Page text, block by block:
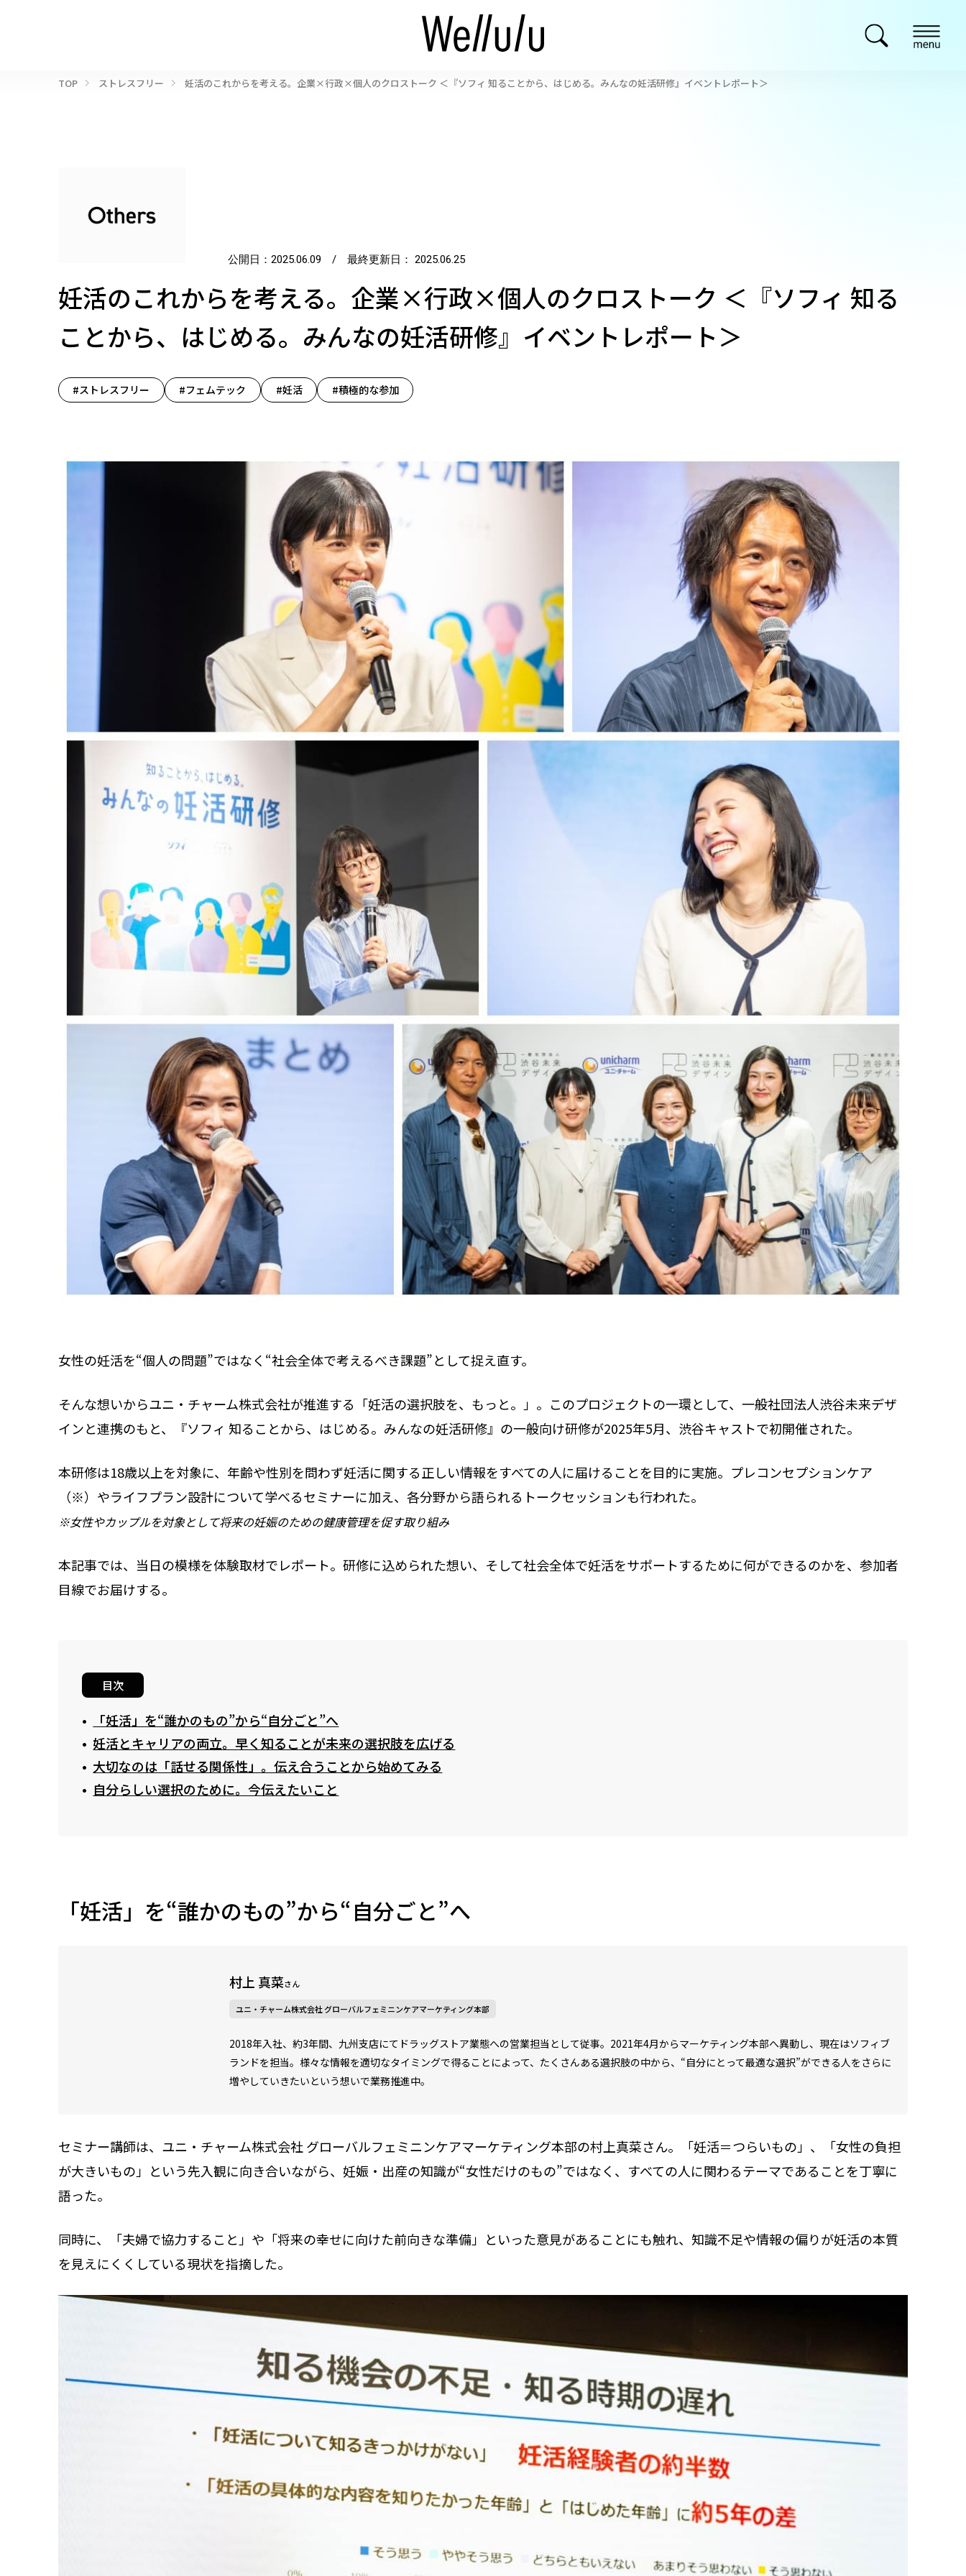
TOP ストレスフリー 妊活のこれからを考える。企業×行政×個人のクロストーク ＜『ソフィ 知ることから、はじめる。みんなの妊活研修』イベントレポート＞
公開日：2025.06.09 / 最終更新日： 2025.06.25
妊活のこれからを考える。企業×行政×個人のクロストーク ＜『ソフィ 知る
ことから、はじめる。みんなの妊活研修』イベントレポート＞
#ストレスフリー #フェムテック #妊活 #積極的な参加
女性の妊活を“個人の問題”ではなく“社会全体で考えるべき課題”として捉え直す。
そんな想いからユニ・チャーム株式会社が推進する「妊活の選択肢を、もっと。」。このプロジェクトの一環として、一般社団法人渋谷未来デザ
インと連携のもと、『ソフィ 知ることから、はじめる。みんなの妊活研修』の一般向け研修が2025年5月、渋谷キャストで初開催された。
本研修は18歳以上を対象に、年齢や性別を問わず妊活に関する正しい情報をすべての人に届けることを目的に実施。プレコンセプションケア
（※）やライフプラン設計について学べるセミナーに加え、各分野から語られるトークセッションも行われた。
※女性やカップルを対象として将来の妊娠のための健康管理を促す取り組み
本記事では、当日の模様を体験取材でレポート。研修に込められた想い、そして社会全体で妊活をサポートするために何ができるのかを、参加者
目線でお届けする。
目次
「妊活」を“誰かのもの”から“自分ごと”へ
妊活とキャリアの両立。早く知ることが未来の選択肢を広げる
大切なのは「話せる関係性」。伝え合うことから始めてみる
自分らしい選択のために。今伝えたいこと
「妊活」を“誰かのもの”から“自分ごと”へ
村上 真菜さん
ユニ・チャーム株式会社 グローバルフェミニンケアマーケティング本部
2018年入社、約3年間、九州支店にてドラッグストア業態への営業担当として従事。2021年4月からマーケティング本部へ異動し、現在はソフィブ
ランドを担当。様々な情報を適切なタイミングで得ることによって、たくさんある選択肢の中から、“自分にとって最適な選択”ができる人をさらに
増やしていきたいという想いで業務推進中。
セミナー講師は、ユニ・チャーム株式会社 グローバルフェミニンケアマーケティング本部の村上真菜さん。「妊活＝つらいもの」、「女性の負担
が大きいもの」という先入観に向き合いながら、妊娠・出産の知識が“女性だけのもの”ではなく、すべての人に関わるテーマであることを丁寧に
語った。
同時に、「夫婦で協力すること」や「将来の幸せに向けた前向きな準備」といった意見があることにも触れ、知識不足や情報の偏りが妊活の本質
を見えにくくしている現状を指摘した。